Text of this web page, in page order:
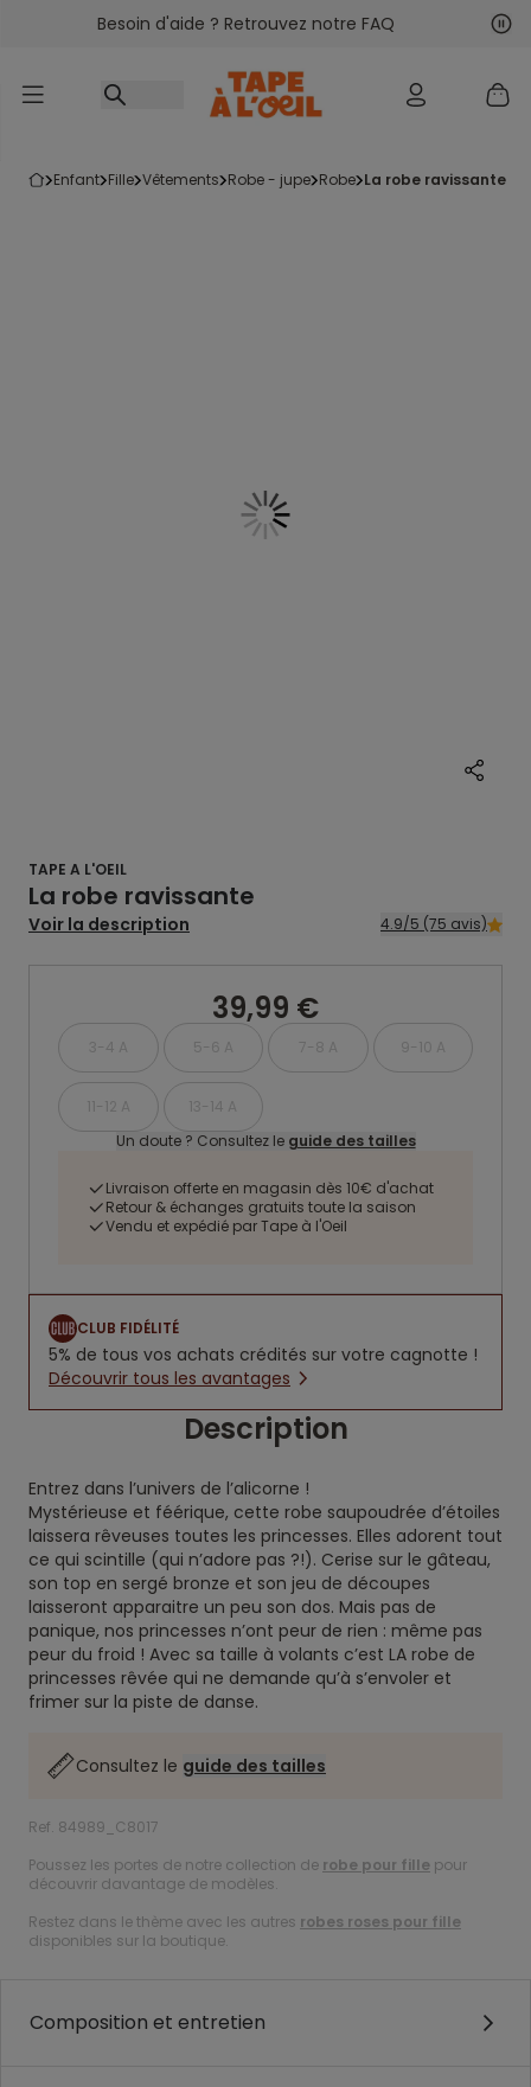
Accéder au contenu
Besoin d'aide ? Retrouvez notre FAQ
enfant fille vêtements robe - jupe robe la robe ravissante
TAPE A L'OEIL
La robe ravissante
Voir la description 4.9/5 (75 avis)
39,99 €
3-4 A 5-6 A 7-8 A 9-10 A
11-12 A
13-14 A
Un doute ? Consultez le guide des tailles
Livraison offerte en magasin dès 10€ d'achat
Retour & échanges gratuits toute la saison
Vendu et expédié par Tape à l'Oeil
CLUB FIDÉLITÉ
5% de tous vos achats crédités sur votre cagnotte !
Découvrir tous les avantages
Description
Entrez dans l’univers de l’alicorne !
Mystérieuse et féérique, cette robe saupoudrée d’étoiles
laissera rêveuses toutes les princesses. Elles adorent tout
ce qui scintille (qui n’adore pas ?!). Cerise sur le gâteau,
son top en sergé bronze et son jeu de découpes
laisseront apparaitre un peu son dos. Mais pas de
panique, nos princesses n’ont peur de rien : même pas
peur du froid ! Avec sa taille à volants c’est LA robe de
princesses rêvée qui ne demande qu’à s’envoler et
frimer sur la piste de danse.
Consultez le guide des tailles
Ref. 84989_C8017
Poussez les portes de notre collection de robe pour fille pour
découvrir davantage de modèles.
Restez dans le thème avec les autres robes roses pour fille
disponibles sur la boutique.
Composition et entretien